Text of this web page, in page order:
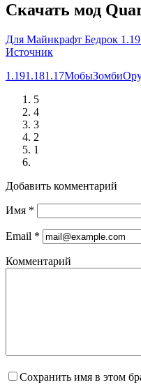
Скачать мод
Для Майнкрафт Бедрок
Источник
1.191.181.17МобыЗомби
5
4
3
2
1
Добавить комментарий
Имя *
Email *
Комментарий
Сохранить имя в этом